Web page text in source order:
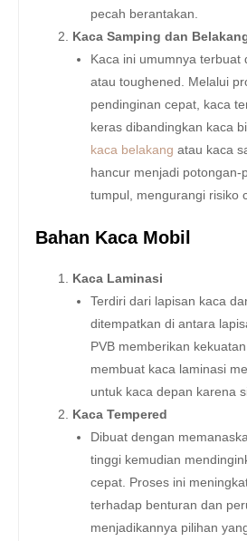
pecah berantakan.
Kaca Samping dan
Kaca ini umumnya terbuat
atau toughened. Melalui
pendinginan cepat, kaca
keras dibandingkan kaca
kaca belakang atau kaca
hancur menjadi potongan-
tumpul, mengurangi risiko
Bahan Kaca Mobil
Kaca Laminasi
Terdiri dari lapisan kaca
ditempatkan di antara
PVB memberikan
membuat kaca laminasi
untuk kaca depan karena
Kaca Tempered
Dibuat dengan
tinggi kemudian
cepat. Proses ini
terhadap benturan dan
menjadikannya pilihan